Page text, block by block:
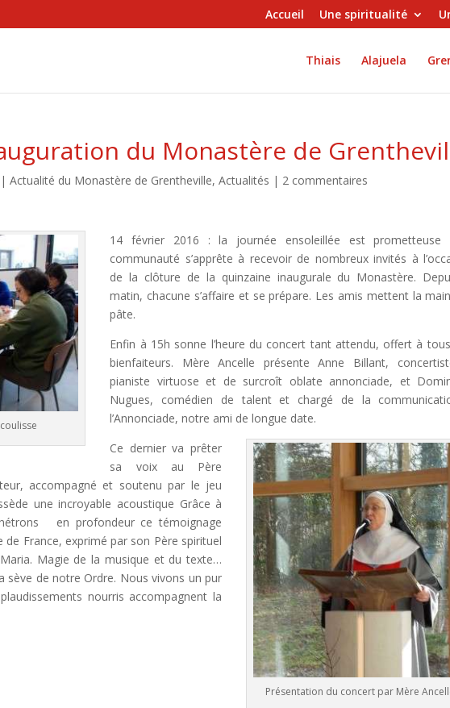
Accueil Une spiritualité
Thiais Alajuela
du Monastère de
|Actualité du Monastère de Grentheville,Actualités | 2 commentaires
14 février 2016 : la journée ensoleillée est
communauté s’apprête à recevoir de nombreux invités à
de la clôture de la quinzaine inaugurale du Monastère.
matin, chacune s’affaire et se prépare. Les amis mettent la
pâte.
Enfin à 15h sonne l’heure du concert tant attendu, offert à
bienfaiteurs. Mère Ancelle présente Anne Billant,
pianiste virtuose et de surcroît oblate annonciade, et
Nugues, comédien de talent et chargé de la
l’Annonciade, notre ami de longue date.
Présentation du concert par Mère
Ce dernier va prêter
sa voix au Père
accompagné et soutenu par le jeu
une incroyable acoustique Grâce à
en profondeur ce témoignage
France, exprimé par son Père spirituel
Magie de la musique et du texte…
de notre Ordre. Nous vivons un pur
nourris accompagnent la